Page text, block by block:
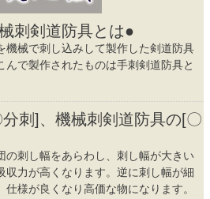
刺剣道防具とは●
機械で刺し込みして製作した剣道防具
で製作されたものは手刺剣道防具と
刺]、機械刺剣道防具の[〇
の刺し幅をあらわし、刺し幅が大きい
収力が高くなります。逆に刺し幅が細
様が良くなり高価な物になります。